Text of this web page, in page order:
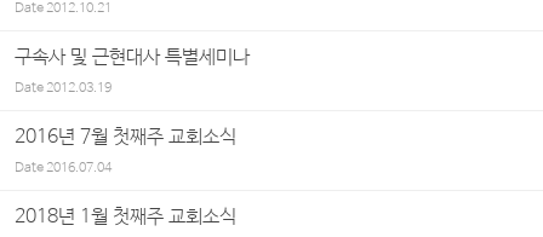
Date2012.10.21
구속사 및 근현대사 특별세미나
Date2012.03.19
2016년 7월 첫째주 교회소식
Date2016.07.04
2018년 1월 첫째주 교회소식